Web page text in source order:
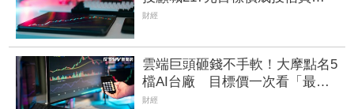
隊長 「這檔」持漲價題材法說
財經
雲端巨頭砸錢不手軟！大摩點名5
檔AI台廠 目標價一次看「最高
調升31%」
財經